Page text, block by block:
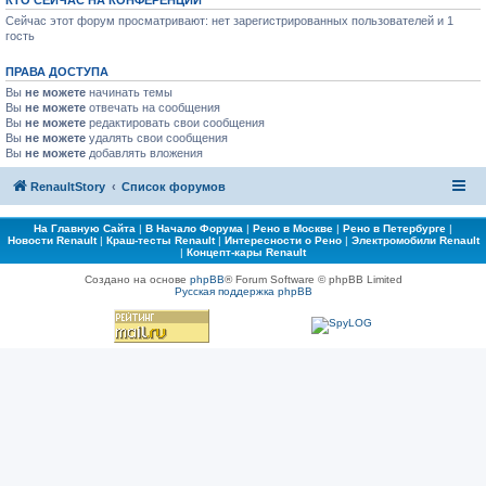
Сейчас этот форум просматривают: нет зарегистрированных пользователей и 1
гость
ПРАВА ДОСТУПА
Вы не можете начинать темы
Вы не можете отвечать на сообщения
Вы не можете редактировать свои сообщения
Вы не можете удалять свои сообщения
Вы не можете добавлять вложения
RenaultStory Список форумов
На Главную Сайта | В Начало Форума | Рено в Москве | Рено в Петербурге |
Новости Renault| Краш-тесты Renault| Интересности о Рено| Электромобили Renault
| Концепт-кары Renault
Создано на основе phpBB® Forum Software © phpBB Limited
Русская поддержка phpBB